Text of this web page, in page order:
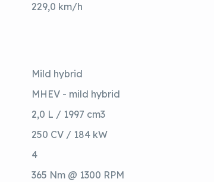
229,0 km/h
Mild hybrid
MHEV - mild hybrid
2,0 L / 1997 cm3
250 CV / 184 kW
4
365 Nm @ 1300 RPM